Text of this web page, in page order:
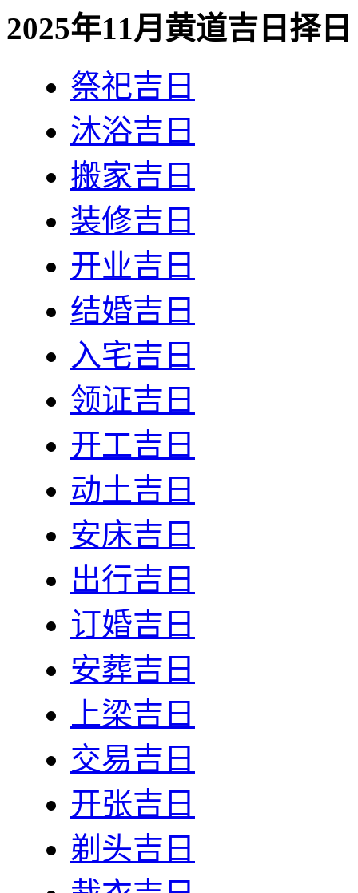
2025年11月黄道吉日择日
祭祀吉日
沐浴吉日
搬家吉日
装修吉日
开业吉日
结婚吉日
入宅吉日
领证吉日
开工吉日
动土吉日
安床吉日
出行吉日
订婚吉日
安葬吉日
上梁吉日
交易吉日
开张吉日
剃头吉日